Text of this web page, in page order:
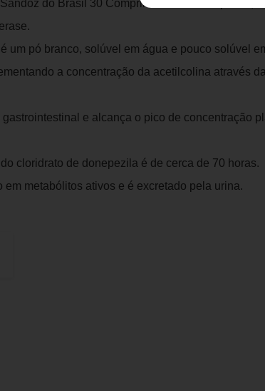
do Brasil 30 Comprimidos é a donepezila,
um pó branco, solúvel em água e pouco solúvel
a concentração da acetilcolina através
e alcança o pico de concentração
cloridrato de donepezila é de cerca de 70 horas.
em metabólitos ativos e é excretado pela urina.